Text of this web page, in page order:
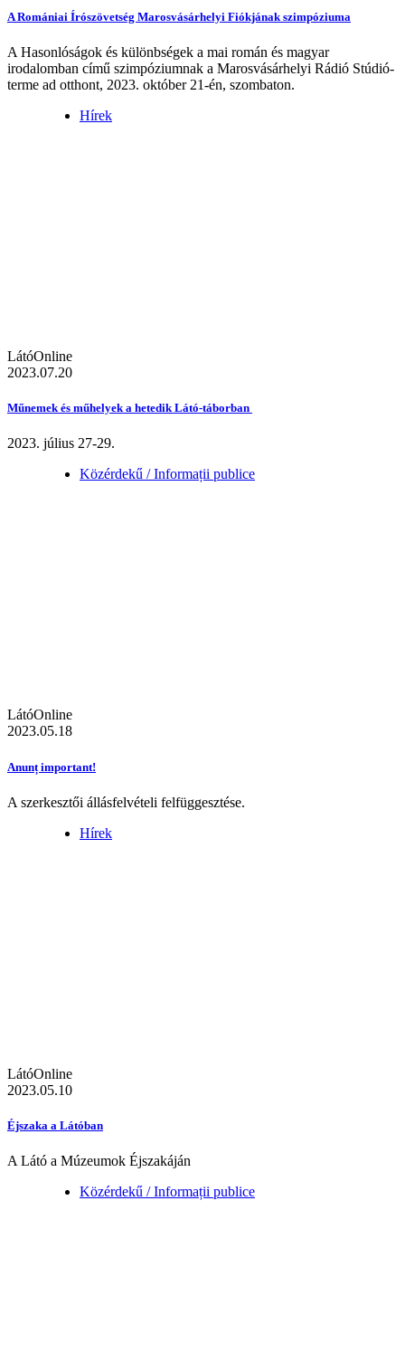
A Romániai Írószövetség Marosvásárhelyi Fiókjának szimpóziuma
A Hasonlóságok és különbségek a mai román és magyar
irodalomban című szimpóziumnak a Marosvásárhelyi Rádió Stúdió-
terme ad otthont, 2023. október 21-én, szombaton.
Hírek
LátóOnline
2023.07.20
Műnemek és műhelyek a hetedik Látó-táborban
2023. július 27-29.
Közérdekű / Informații publice
LátóOnline
2023.05.18
Anunț important!
A szerkesztői állásfelvételi felfüggesztése.
Hírek
LátóOnline
2023.05.10
Éjszaka a Látóban
A Látó a Múzeumok Éjszakáján
Közérdekű / Informații publice